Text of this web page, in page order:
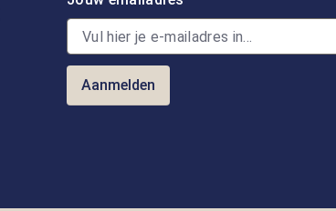
Aanmelden